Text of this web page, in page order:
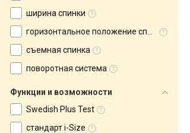
ширина спинки
горизонтальное положение спинки
съемная спинка
поворотная система
Функции и возможности
Swedish Plus Test
стандарт i-Size